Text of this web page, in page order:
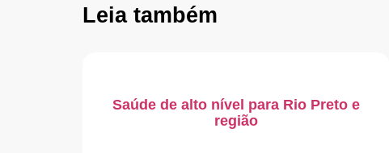
Leia também
Saúde de alto nível para Rio Preto e
região